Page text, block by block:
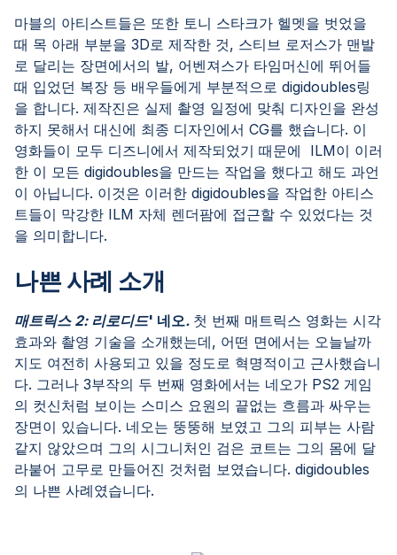
마블의 아티스트들은 또한 토니 스타크가 헬멧을 벗었을
때 목 아래 부분을 3D로 제작한 것, 스티브 로저스가 맨발
로 달리는 장면에서의 발, 어벤져스가 타임머신에 뛰어들
때 입었던 복장 등 배우들에게 부분적으로 digidoubles링
을 합니다. 제작진은 실제 촬영 일정에 맞춰 디자인을 완성
하지 못해서 대신에 최종 디자인에서 CG를 했습니다. 이
영화들이 모두 디즈니에서 제작되었기 때문에 ILM이 이러
한 이 모든 digidoubles을 만드는 작업을 했다고 해도 과언
이 아닙니다. 이것은 이러한 digidoubles을 작업한 아티스
트들이 막강한 ILM 자체 렌더팜에 접근할 수 있었다는 것
을 의미합니다.
나쁜 사례 소개
매트릭스 2: 리로디드' 네오. 첫 번째 매트릭스 영화는 시각
효과와 촬영 기술을 소개했는데, 어떤 면에서는 오늘날까
지도 여전히 사용되고 있을 정도로 혁명적이고 근사했습니
다. 그러나 3부작의 두 번째 영화에서는 네오가 PS2 게임
의 컷신처럼 보이는 스미스 요원의 끝없는 흐름과 싸우는
장면이 있습니다. 네오는 뚱뚱해 보였고 그의 피부는 사람
같지 않았으며 그의 시그니처인 검은 코트는 그의 몸에 달
라붙어 고무로 만들어진 것처럼 보였습니다. digidoubles
의 나쁜 사례였습니다.